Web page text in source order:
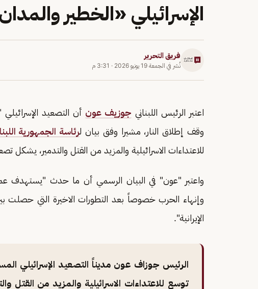
الإسرائيلي «الخطير
فريق التحرير
نُشر في الجمعة 19 يونيو 2026 · 3:31 م
اعتبر الرئيس اللبناني جوزيف عون أن التصعيد
وقف إطلاق النار، مشيرا وفق بيان لرئاسة الجمهورية
للاعتداءات الاسرائيلية والمزيد من القتل والتدمير، يشكل
واعتبر "عون" في البيان الرسمي أن ما حدث "يستهدف
وإنهاء الحرب خصوصاً بعد التطورات الاخيرة التي حصلت بين
الإيرانية".
الرئيس جوزاف عون مديناً التصعيد الإسرائيلي
توسع للاعتداءات الاسرائيلية والمزيد من القتل